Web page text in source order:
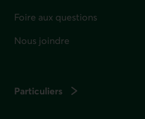
Foire aux questions
Nous joindre
Particuliers